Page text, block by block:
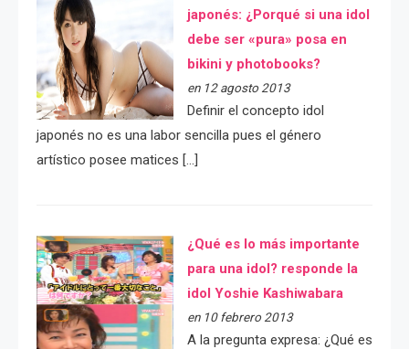
japonés: ¿Porqué si una idol
debe ser «pura» posa en
bikini y photobooks?
en 12 agosto 2013
Definir el concepto idol
japonés no es una labor sencilla pues el género
artístico posee matices […]
¿Qué es lo más importante
para una idol? responde la
idol Yoshie Kashiwabara
en 10 febrero 2013
A la pregunta expresa: ¿Qué es